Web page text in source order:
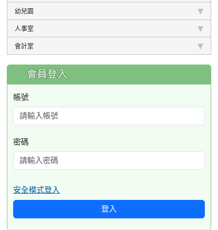
幼兒園
人事室
會計室
:::
會員登入
帳號
密碼
安全模式登入
登入